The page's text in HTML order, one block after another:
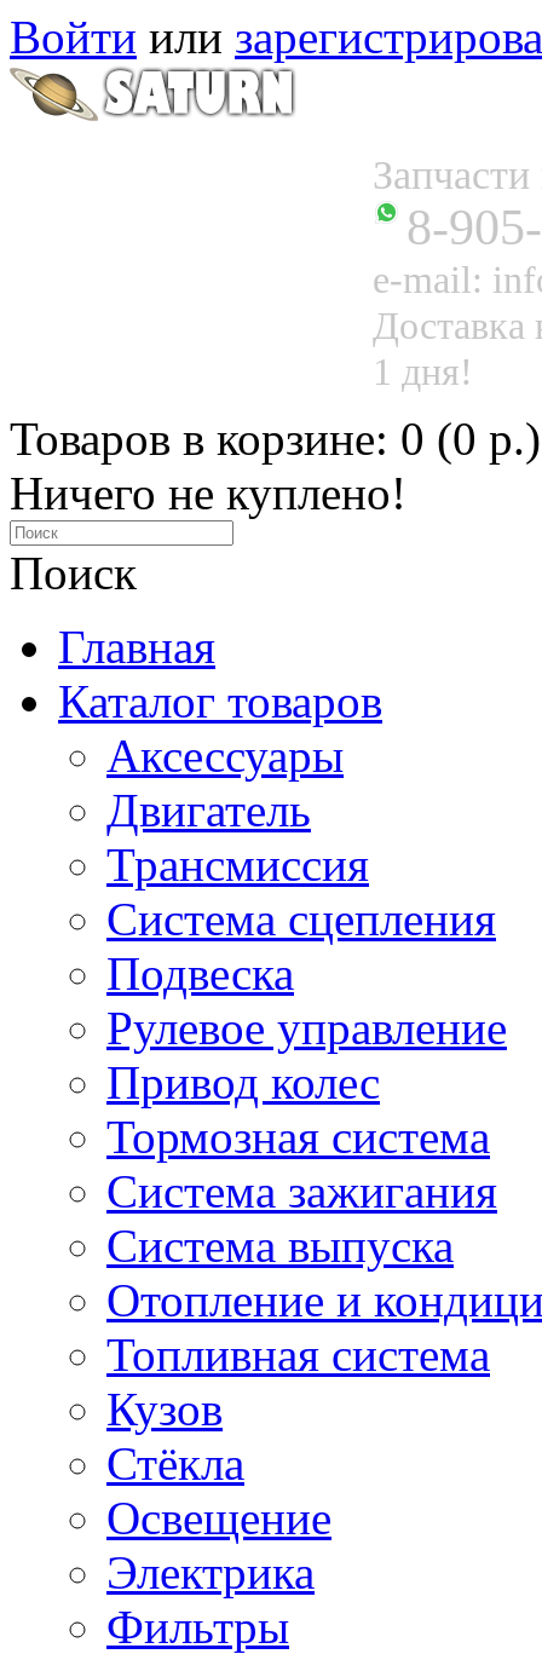
Войти или
8-
e-mail:
Доставка
1 дня!
Товаров в корзине: 0 (0 р.)
Ничего не куплено!
Поиск
Главная
Каталог товаров
Аксессуары
Двигатель
Трансмиссия
Система сцепления
Подвеска
Рулевое управление
Привод колес
Тормозная система
Система зажигания
Система выпуска
Отопление и
Топливная система
Кузов
Стёкла
Освещение
Электрика
Фильтры